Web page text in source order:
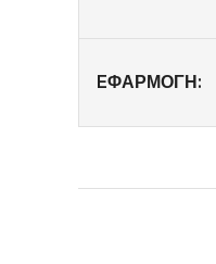
EΦΑΡΜΟΓΗ: